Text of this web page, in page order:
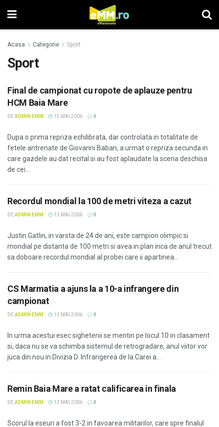
Acasa Categorie Sport
Sport
Final de campionat cu ropote de aplauze pentru
HCM Baia Mare
DEADMIN EMM 15 MAI 2006 0
Dupa o prima repriza echilibrata, dar controlata in totalitate de
fetele antrenate de Giovanni Baban, a urmat o repriza secunda in
care gazdele au dat recital si au fost aplaudate la scena deschisa
de cei...
Recordul mondial la 100 de metri viteza a cazut
DEADMIN EMM 13 MAI 2006 0
Justin Gatlin, in varsta de 24 de ani, este campion olimpic si
mondial pe distanta de 100 metri si avea in plan inca de anul trecut
sa doboare recordul mondial al probei care ii apartinea...
CS Marmatia a ajuns la a 10-a infrangere din
campionat
DEADMIN EMM 13 MAI 2006 0
In urma acestui esec sighetenii se mentin pe locul 10 in clasament
si, daca nu se va schimba sistemul de retrogradare, anul viitor vor
juca din nou in Divizia D. Infrangerea de la Carei a...
Remin Baia Mare a ratat calificarea in finala
DEADMIN EMM 13 MAI 2006 0
Scorul la eseuri a fost 3-2 in favoarea militarilor, care spre finalul